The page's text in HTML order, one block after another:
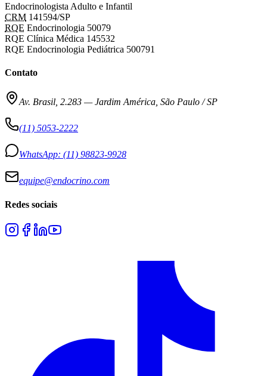
Endocrinologista Adulto e Infantil
CRM 141594/SP
RQE Endocrinologia 50079
RQE Clínica Médica 145532
RQE Endocrinologia Pediátrica 500791
Contato
Av. Brasil, 2.283 —Jardim América, São Paulo / SP
(11) 5053-2222
WhatsApp: (11) 98823-9928
equipe@endocrino.com
Redes sociais